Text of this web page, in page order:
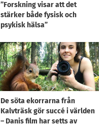
”Forskning visar att det
stärker både fysisk och
psykisk hälsa”
De söta ekorrarna från
Kalvträsk gör succé i världen
– Danis film har setts av